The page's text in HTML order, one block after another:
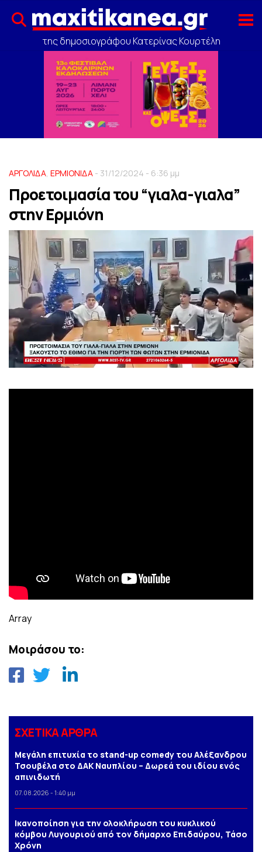
της δημοσιογράφου Κατερίνας Κουρτέλη
ΑΡΓΟΛΙΔΑ, ΕΡΜΙΟΝΙΔΑ - 31/12/2024 - 6:36 μμ
Προετοιμασία του “γιαλα-γιαλα”
στην Eρμιόνη
Array
Μοιράσου το:
ΣΧΕΤΙΚΑ ΑΡΘΡΑ
Μεγάλη επιτυχία το stand-up comedy του Αλέξανδρου
Τσουβέλα στο ΔΑΚ Ναυπλίου – Δωρεά του ιδίου ενός
απινιδωτή
07.08.2026 - 1:40 μμ
Iκανοποίηση για την ολοκλήρωση του κυκλικού
κόμβου Λυγουριού από τον δήμαρχο Επιδαύρου, Τάσο
Χρόνη